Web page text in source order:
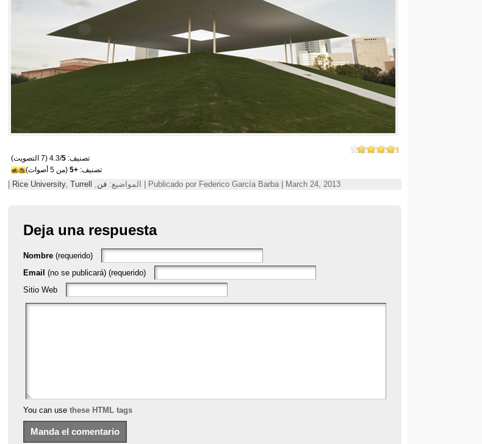
تصنيف: 4.3/ 5
(7 التصويت)
تصنيف: +5 (من 5 أصوات)
Publicado por Federico García Barba | March 24, 2013 | المواضيع: فن Rice University, Turrell
|
Deja una respuesta
Nombre (requerido)
Email (no se publicará) (requerido)
Sitio Web
You can use these HTML tags